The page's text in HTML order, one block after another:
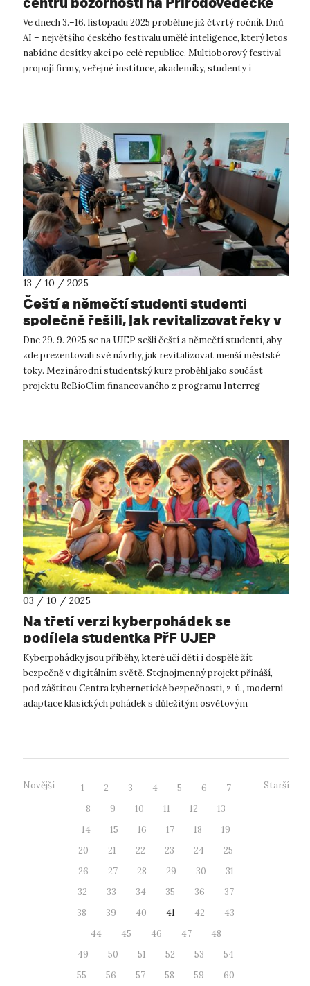
fakultě UJEP
Ve dnech 3.–16. listopadu 2025 proběhne již čtvrtý ročník Dnů
AI – největšího českého festivalu umělé inteligence, který letos
nabídne desítky akcí po celé republice. Multioborový festival
propojí firmy, veřejné instituce, akademiky, studenty i
13 / 10 / 2025
Čeští a němečtí studenti studenti
společně řešili, jak revitalizovat řeky v
centrech měst
Dne 29. 9. 2025 se na UJEP sešli čeští a němečtí studenti, aby
zde prezentovali své návrhy, jak revitalizovat menší městské
toky. Mezinárodní studentský kurz proběhl jako součást
projektu ReBioClim financovaného z programu Interreg
03 / 10 / 2025
Na třetí verzi kyberpohádek se
podílela studentka PřF UJEP
Kyberpohádky jsou příběhy, které učí děti i dospělé žít
bezpečně v digitálním světě. Stejnojmenný projekt přináší,
pod záštitou Centra kybernetické bezpečnosti, z. ú., moderní
adaptace klasických pohádek s důležitým osvětovým
Novější 1 2 3 4 5 6
7
8
9 10 11 12
13
14
15 16 17 18
19
20
21 22 23 24
25
26
27 28 29 30
31
32
33 34 35 36
37
38
39 40 41 42
43
44
45 46 47
48
49
50 51 52 53
54
55
56 57 58 59
60
Starší